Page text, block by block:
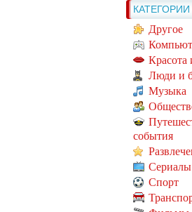
КАТЕГОРИИ
Другое
Красота
Люди и
Музыка
события
Сериалы
Спорт